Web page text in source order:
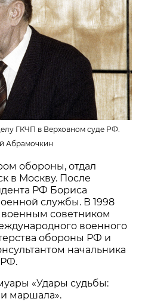
ГКЧП в Верховном суде РФ.
Абрамочкин
обороны, отдал
в Москву. После
РФ Бориса
службы. В 1998
советником
военного
обороны РФ и
начальника
«Удары судьбы:
маршала».